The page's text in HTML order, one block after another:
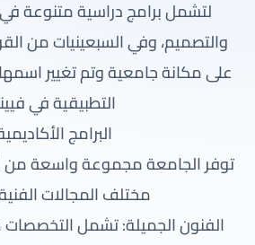
لتشمل برامج دراسية متنوعة
والتصميم، وفي السبعينيات من
على مكانة جامعية وتم تغيير
التطبيقية في
البرامج
توفر الجامعة مجموعة واسعة من
مختلف المجالات
الفنون الجميلة: تشمل التخصصات